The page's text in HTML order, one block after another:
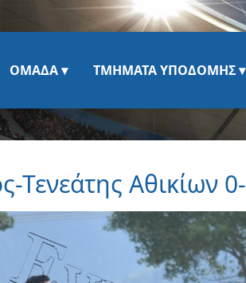
ΟΜΆΔΑ ΤΜΉΜΑΤΑ ΥΠΟΔΟΜΉΣ
Τενεάτης Αθικίων